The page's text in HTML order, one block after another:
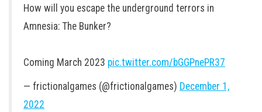
How will you escape the underground terrors in
Amnesia: The Bunker?
Coming March 2023 pic.twitter.com/bGGPnePR37
— frictionalgames (@frictionalgames) December 1,
2022